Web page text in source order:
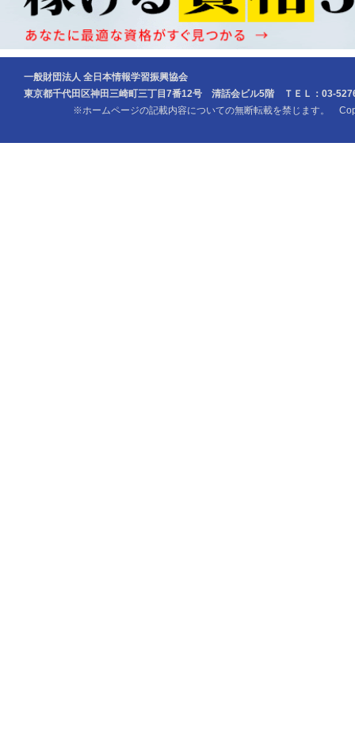
一般財団法人 全日本情報学習振興協会
東京都千代田区神田三崎町三丁目7番12号 清話会ビル5階 ＴＥＬ：03-
※ホームページの記載内容についての無断転載を禁じます。